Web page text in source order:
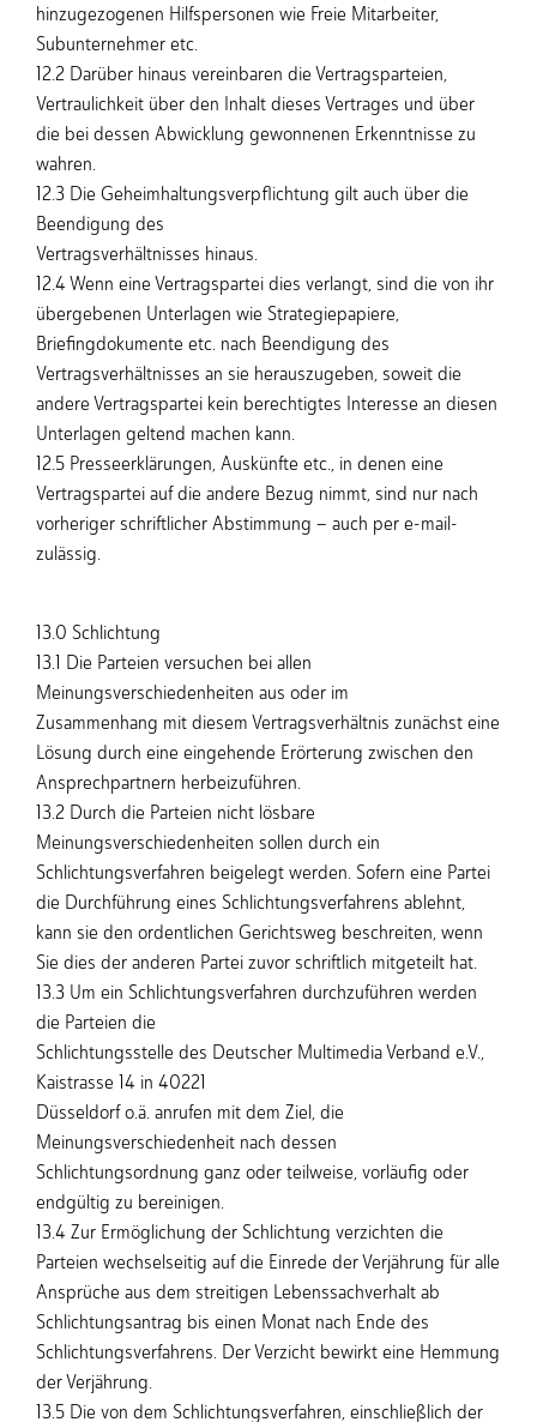
hinzugezogenen Hilfspersonen wie Freie Mitarbeiter,
Subunternehmer etc.
12.2 Darüber hinaus vereinbaren die Vertragsparteien,
Vertraulichkeit über den Inhalt dieses Vertrages und über
die bei dessen Abwicklung gewonnenen Erkenntnisse zu
wahren.
12.3 Die Geheimhaltungsverpflichtung gilt auch über die
Beendigung des
Vertragsverhältnisses hinaus.
12.4 Wenn eine Vertragspartei dies verlangt, sind die von ihr
übergebenen Unterlagen wie Strategiepapiere,
Briefingdokumente etc. nach Beendigung des
Vertragsverhältnisses an sie herauszugeben, soweit die
andere Vertragspartei kein berechtigtes Interesse an diesen
Unterlagen geltend machen kann.
12.5 Presseerklärungen, Auskünfte etc., in denen eine
Vertragspartei auf die andere Bezug nimmt, sind nur nach
vorheriger schriftlicher Abstimmung – auch per e-mail-
zulässig.
13.0 Schlichtung
13.1 Die Parteien versuchen bei allen
Meinungsverschiedenheiten aus oder im
Zusammenhang mit diesem Vertragsverhältnis zunächst eine
Lösung durch eine eingehende Erörterung zwischen den
Ansprechpartnern herbeizuführen.
13.2 Durch die Parteien nicht lösbare
Meinungsverschiedenheiten sollen durch ein
Schlichtungsverfahren beigelegt werden. Sofern eine Partei
die Durchführung eines Schlichtungsverfahrens ablehnt,
kann sie den ordentlichen Gerichtsweg beschreiten, wenn
Sie dies der anderen Partei zuvor schriftlich mitgeteilt hat.
13.3 Um ein Schlichtungsverfahren durchzuführen werden
die Parteien die
Schlichtungsstelle des Deutscher Multimedia Verband e.V.,
Kaistrasse 14 in 40221
Düsseldorf o.ä. anrufen mit dem Ziel, die
Meinungsverschiedenheit nach dessen
Schlichtungsordnung ganz oder teilweise, vorläufig oder
endgültig zu bereinigen.
13.4 Zur Ermöglichung der Schlichtung verzichten die
Parteien wechselseitig auf die Einrede der Verjährung für alle
Ansprüche aus dem streitigen Lebenssachverhalt ab
Schlichtungsantrag bis einen Monat nach Ende des
Schlichtungsverfahrens. Der Verzicht bewirkt eine Hemmung
der Verjährung.
13.5 Die von dem Schlichtungsverfahren, einschließlich der